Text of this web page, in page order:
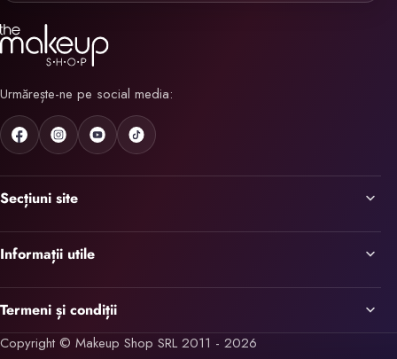
Urmărește-ne pe social media:
Secțiuni site
Informații utile
Termeni și condiții
Copyright © Makeup Shop SRL 2011 - 2026